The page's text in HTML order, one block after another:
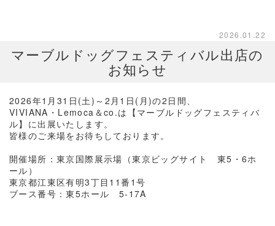
2026.01.22
マーブルドッグフェスティバル出店の
お知らせ
2026年1月31日(土)～2月1日(月)の2日間、
VIVIANA・Lemoca＆co.は【マーブルドッグフェスティバ
ル】に出展いたします。
皆様のご来場をお待ちしております。
開催場所：東京国際展示場（東京ビッグサイト 東5・6ホ
ール）
東京都江東区有明3丁目11番1号
ブース番号：東5ホール 5-17A